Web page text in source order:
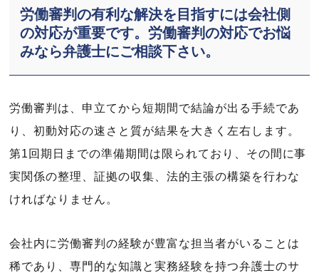
労働審判の有利な解決を目指すには会社側
の対応が重要です。労働審判の対応でお悩
みなら弁護士にご相談下さい。
労働審判は、申立てから短期間で結論が出る手続であ
り、初動対応の速さと質が結果を大きく左右します。
第1回期日までの準備期間は限られており、その間に事
実関係の整理、証拠の収集、法的主張の構築を行わな
ければなりません。
会社内に労働審判の経験が豊富な担当者がいることは
稀であり、専門的な知識と実務経験を持つ弁護士のサ